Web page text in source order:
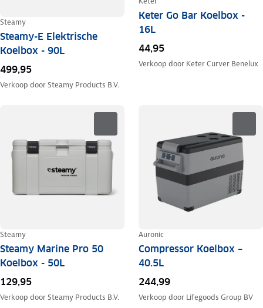
Steamy
Steamy-E Elektrische
Koelbox - 90L
499,95
Verkoop doorSteamy Products B.V.
Keter Go Bar Koelbox -
16L
44,95
Verkoop door Keter Curver Benelux
Steamy
Steamy Marine Pro 50
Koelbox - 50L
129,95
Verkoop doorSteamy Products B.V.
Auronic
Compressor Koelbox –
40.5L
244,99
Verkoop door Lifegoods Group BV